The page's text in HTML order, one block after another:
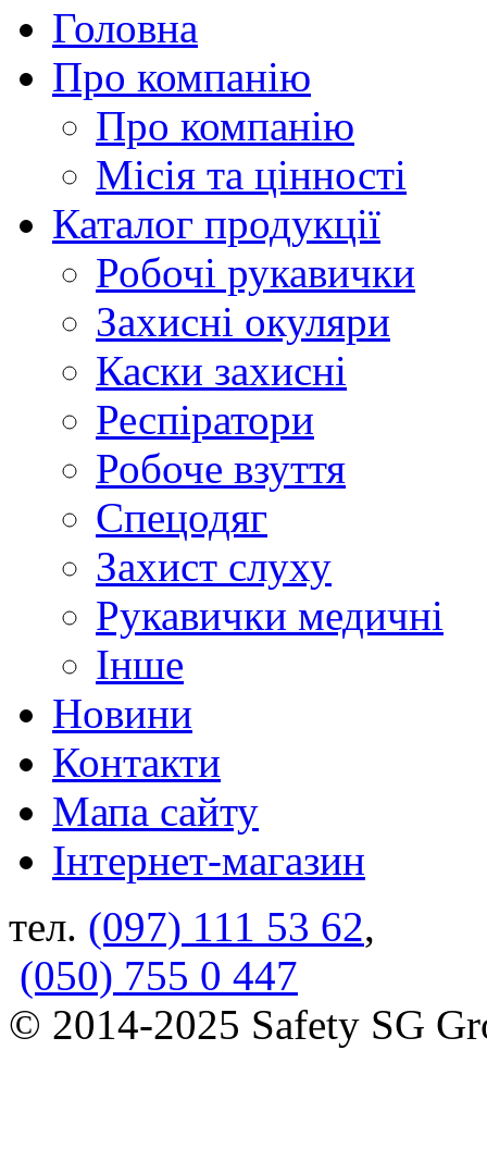
Головна
Про компанію
Про компанію
Місія та цінності
Каталог продукції
Робочі рукавички
Захисні окуляри
Каски захисні
Респіратори
Робоче взуття
Спецодяг
Захист слуху
Рукавички медичні
Інше
Новини
Контакти
Мапа сайту
Інтернет-магазин
тел. (097) 111 53 62,
(050) 755 0 447
© 2014-2025 Safety SG